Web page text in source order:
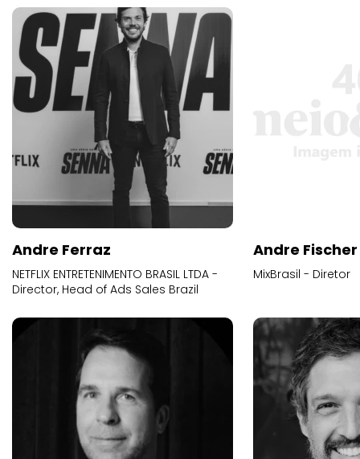
Andre Ferraz
NETFLIX ENTRETENIMENTO BRASIL LTDA -
Director, Head of Ads Sales Brazil
Andre Fischer
MixBrasil - Diretor